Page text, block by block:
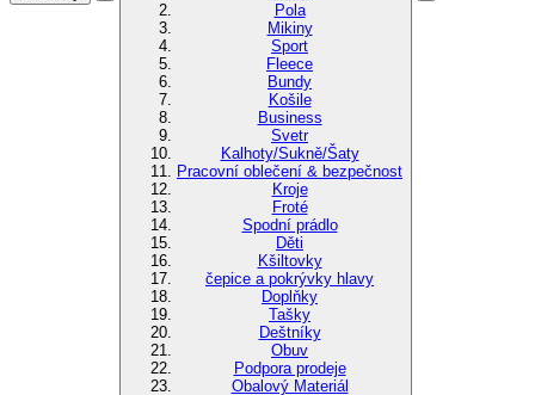
Pola
Mikiny
Sport
Fleece
Bundy
Košile
Business
Svetr
Kalhoty/Sukně/Šaty
Pracovní oblečení & bezpečnost
Kroje
Froté
Spodní prádlo
Děti
Kšiltovky
čepice a pokrývky hlavy
Doplňky
Tašky
Deštníky
Obuv
Podpora prodeje
Obalový Materiál